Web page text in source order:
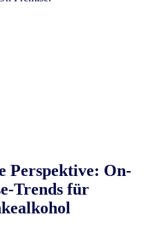
Perspektive: On-
Trends für